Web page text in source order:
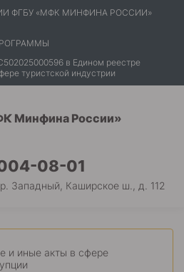
ФГБУ «МФК МИНФИНА РОССИИ»
в Едином реестре
туристской индустрии
Минфина России»
08-01
Западный, Каширское ш., д. 112
и иные акты в сфере